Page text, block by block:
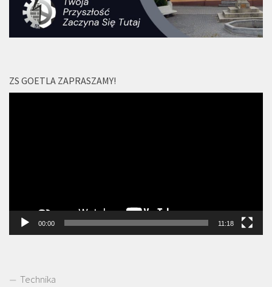
ZS GOETLA ZAPRASZAMY!
00:00 11:18
Technika